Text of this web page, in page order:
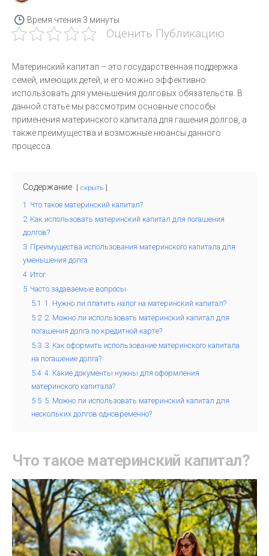
Время чтения 3 минуты
Оценить Публикацию
Материнский капитал – это государственная поддержка
семей, имеющих детей, и его можно эффективно
использовать для уменьшения долговых обязательств. В
данной статье мы рассмотрим основные способы
применения материнского капитала для гашения долгов, а
также преимущества и возможные нюансы данного
процесса.
Содержание скрыть
1 Что такое материнский капитал?
2 Как использовать материнский капитал для погашения
долгов?
3 Преимущества использования материнского капитала для
уменьшения долга
4 Итог
5 Часто задаваемые вопросы
5.1 1. Нужно ли платить налог на материнский капитал?
5.2 2. Можно ли использовать материнский капитал для
погашения долга по кредитной карте?
5.3 3. Как оформить использование материнского капитала
на погашение долга?
5.4 4. Какие документы нужны для оформления
материнского капитала?
5.5 5. Можно ли использовать материнский капитал для
нескольких долгов одновременно?
Что такое материнский капитал?